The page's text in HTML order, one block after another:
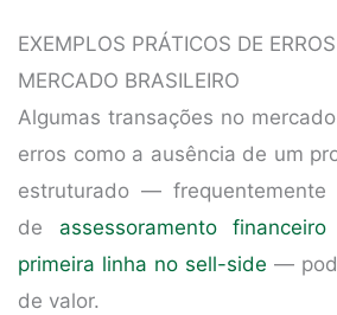
EXEMPLOS PRÁTICOS DE
MERCADO BRASILEIRO
Algumas transações no
erros como a ausência de um
estruturado —
de assessoramento
primeira linha no sell-side —
de valor.